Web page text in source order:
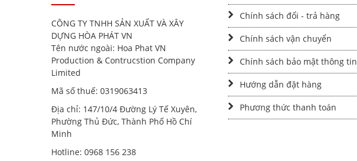
CÔNG TY TNHH SẢN XUẤT VÀ XÂY
DỰNG HÒA PHÁT VN
Tên nước ngoài: Hoa Phat VN
Production & Contrucstion Company
Limited
Mã số thuế: 0319063413
Địa chỉ: 147/10/4 Đường Lý Tế Xuyên,
Phường Thủ Đức, Thành Phố Hồ Chí
Minh
Hotline: 0968 156 238
Chính sách đổi - trả hàng
Chính sách vận chuyển
Chính sách bảo mật thông tin
Hướng dẫn đặt hàng
Phương thức thanh toán